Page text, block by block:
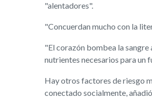
"alentadores".
"Concuerdan mucho con la
"El corazón bombea la sangre
nutrientes necesarios para un
Hay otros factores de riesgo
conectado socialmente,